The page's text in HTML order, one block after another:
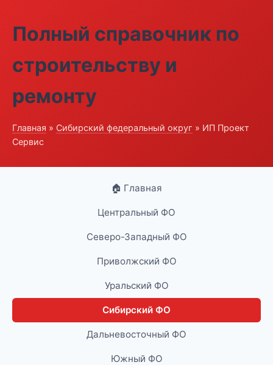
Полный справочник по
строительству и
ремонту
Главная » Сибирский федеральный округ » ИП Проект
Сервис
🏠 Главная
Центральный ФО
Северо-Западный ФО
Приволжский ФО
Уральский ФО
Сибирский ФО
Дальневосточный ФО
Южный ФО